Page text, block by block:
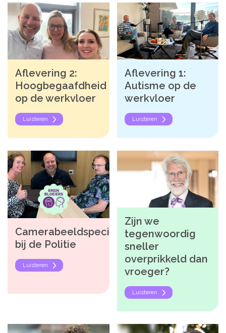
Aflevering 2:
Hoogbegaafdheid
op de werkvloer
Luisteren
Aflevering 1:
Autisme op de
werkvloer
Luisteren
Camerabeeldspecialisten
bij de Politie
Luisteren
Zijn we
tegenwoordig
sneller
overprikkeld dan
vroeger?
Luisteren